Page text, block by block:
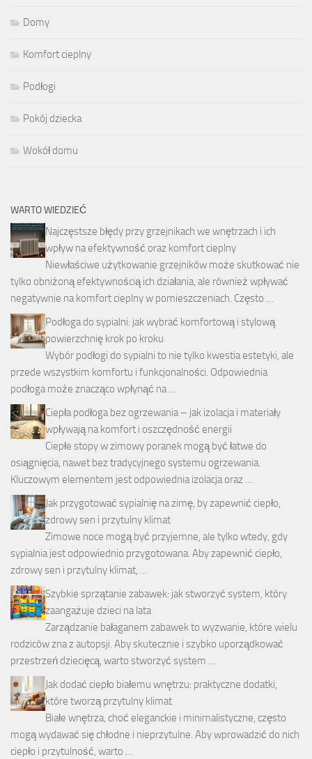
Domy
Komfort cieplny
Podłogi
Pokój dziecka
Wokół domu
WARTO WIEDZIEĆ
Najczęstsze błędy przy grzejnikach we wnętrzach i ich
wpływ na efektywność oraz komfort cieplny
Niewłaściwe użytkowanie grzejników może skutkować nie
tylko obniżoną efektywnością ich działania, ale również wpływać
negatywnie na komfort cieplny w pomieszczeniach. Często …
Podłoga do sypialni: jak wybrać komfortową i stylową
powierzchnię krok po kroku
Wybór podłogi do sypialni to nie tylko kwestia estetyki, ale
przede wszystkim komfortu i funkcjonalności. Odpowiednia
podłoga może znacząco wpłynąć na …
Ciepła podłoga bez ogrzewania – jak izolacja i materiały
wpływają na komfort i oszczędność energii
Ciepłe stopy w zimowy poranek mogą być łatwe do
osiągnięcia, nawet bez tradycyjnego systemu ogrzewania.
Kluczowym elementem jest odpowiednia izolacja oraz …
Jak przygotować sypialnię na zimę, by zapewnić ciepło,
zdrowy sen i przytulny klimat
Zimowe noce mogą być przyjemne, ale tylko wtedy, gdy
sypialnia jest odpowiednio przygotowana. Aby zapewnić ciepło,
zdrowy sen i przytulny klimat, …
Szybkie sprzątanie zabawek: jak stworzyć system, który
zaangażuje dzieci na lata
Zarządzanie bałaganem zabawek to wyzwanie, które wielu
rodziców zna z autopsji. Aby skutecznie i szybko uporządkować
przestrzeń dziecięcą, warto stworzyć system …
Jak dodać ciepło białemu wnętrzu: praktyczne dodatki,
które tworzą przytulny klimat
Białe wnętrza, choć eleganckie i minimalistyczne, często
mogą wydawać się chłodne i nieprzytulne. Aby wprowadzić do nich
ciepło i przytulność, warto …